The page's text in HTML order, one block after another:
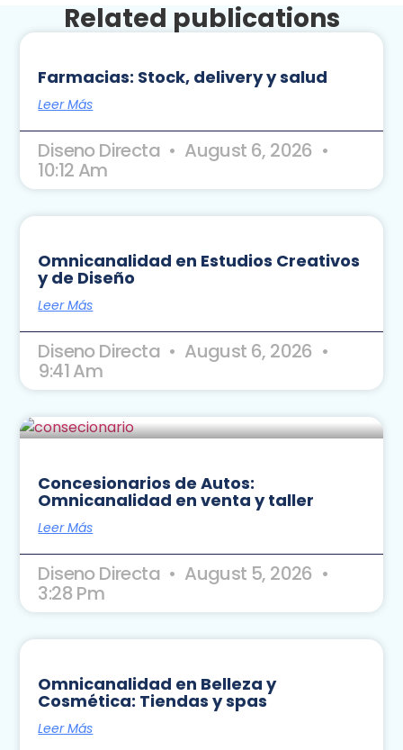
Related publications
Farmacias: Stock, delivery y salud
Leer Más
Diseno Directa August 6, 2026
10:12 Am
Omnicanalidad en Estudios Creativos
y de Diseño
Leer Más
Diseno Directa August 6, 2026
9:41 Am
Concesionarios de Autos:
Omnicanalidad en venta y taller
Leer Más
Diseno Directa August 5, 2026
3:28 Pm
Omnicanalidad en Belleza y
Cosmética: Tiendas y spas
Leer Más